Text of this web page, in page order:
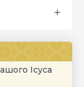
Ісуса